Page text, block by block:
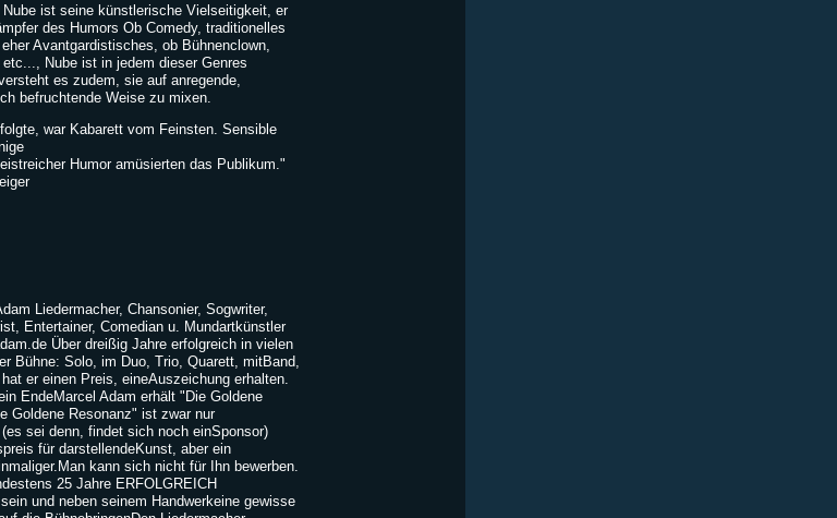
ist seine künstlerische Vielseitigkeit, er
des Humors Ob Comedy, traditionelles
Avantgardistisches, ob Bühnenclown,
Nube ist in jedem dieser Genres
es zudem, sie auf anregende,
befruchtende Weise zu mixen.
war Kabarett vom Feinsten. Sensible
Humor amüsierten das Publikum."
Liedermacher, Chansonier, Sogwriter,
Entertainer, Comedian u. Mundartkünstler
Über dreißig Jahre erfolgreich in vielen
Bühne: Solo, im Duo, Trio, Quarett, mitBand,
er einen Preis, eineAuszeichung erhalten.
EndeMarcel Adam erhält "Die Goldene
Goldene Resonanz" ist zwar nur
sei denn, findet sich noch einSponsor)
für darstellendeKunst, aber ein
kann sich nicht für Ihn bewerben.
25 Jahre ERFOLGREICH
und neben seinem Handwerkeine gewisse